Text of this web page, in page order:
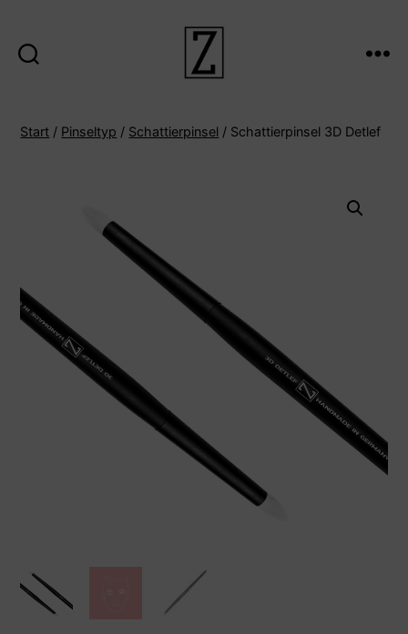
Start / Pinseltyp / Schattierpinsel / Schattierpinsel 3D Detlef